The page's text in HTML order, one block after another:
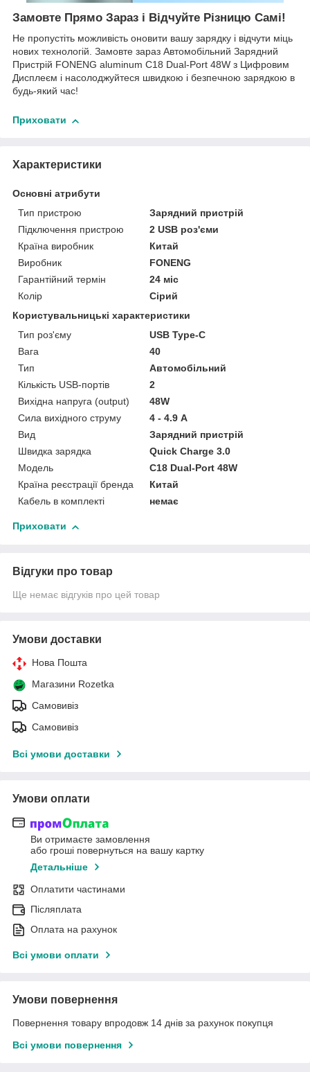
Замовте Прямо Зараз і Відчуйте Різницю Самі!
Не пропустіть можливість оновити вашу зарядку і відчути міць
нових технологій. Замовте зараз Автомобільний Зарядний
Пристрій FONENG aluminum C18 Dual-Port 48W з Цифровим
Дисплеєм і насолоджуйтеся швидкою і безпечною зарядкою в
будь-який час!
Приховати
Характеристики
Основні атрибути
Тип пристрою
Зарядний пристрій
Підключення пристрою
2 USB роз'єми
Країна виробник
Китай
Виробник
FONENG
Гарантійний термін
24 міс
Колір
Сірий
Користувальницькі характеристики
Тип роз'єму
USB Type-C
Вага
40
Тип
Автомобільний
Кількість USB-портів
2
Вихідна напруга (output)
48W
Сила вихідного струму
4 - 4.9 А
Вид
Зарядний пристрій
Швидка зарядка
Quick Charge 3.0
Мoдель
C18 Dual-Port 48W
Країна реєстрації бренда
Китай
Кабель в комплекті
немає
Приховати
Відгуки про товар
Ще немає відгуків про цей товар
Умови доставки
Нова Пошта
Магазини Rozetka
Самовивіз
Самовивіз
Всі умови доставки
Умови оплати
Ви отримаєте замовлення
або гроші повернуться на вашу картку
Детальніше
Оплатити частинами
Післяплата
Оплата на рахунок
Всі умови оплати
Умови повернення
Повернення товару впродовж 14 днів за рахунок покупця
Всі умови повернення